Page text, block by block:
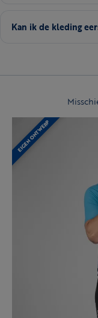
Kan ik de kleding
EIGEN ONTWERP